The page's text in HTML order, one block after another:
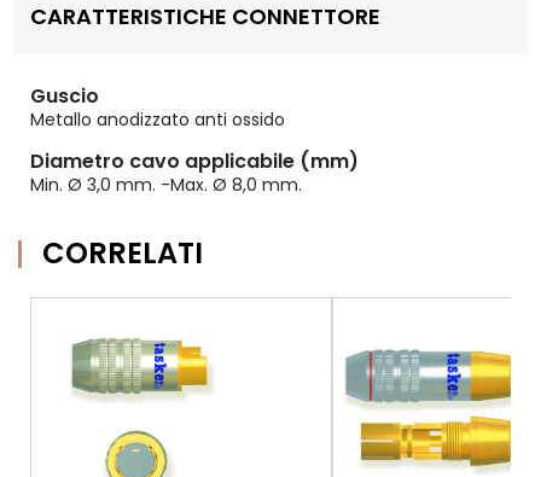
CARATTERISTICHE CONNETTORE
Guscio
Metallo anodizzato anti ossido
Diametro cavo applicabile (mm)
Min. Ø 3,0 mm. -Max. Ø 8,0 mm.
CORRELATI